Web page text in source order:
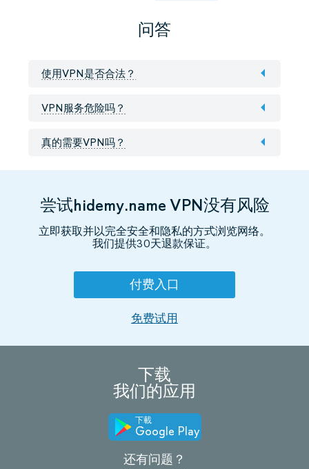
问答
使用VPN是否合法？
VPN服务危险吗？
真的需要VPN吗？
尝试hidemy.name VPN没有风险
立即获取并以完全安全和隐私的方式浏览网络。
我们提供30天退款保证。
付费入口
免费试用
下载
我们的应用
下載
Google Play
还有问题？